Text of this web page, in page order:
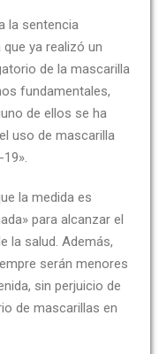
la sentencia
ya realizó un
de la mascarilla
fundamentales,
de ellos se ha
uso de mascarilla
la medida es
para alcanzar el
la salud. Además,
serán menores
sin perjuicio de
de mascarillas en